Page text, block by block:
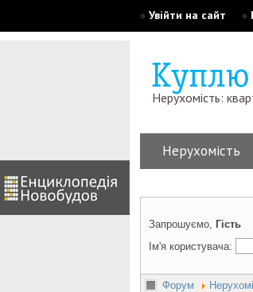
» Увійти на сайт »
Нерухомість:
Нерухомість
Запрошуємо, Гість
Ім'я користувача:
Форум